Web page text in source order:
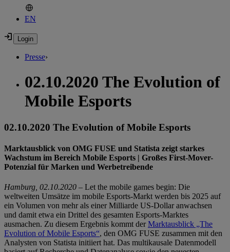
EN
Presse›
02.10.2020 The Evolution of
Mobile Esports
02.10.2020 The Evolution of Mobile Esports
Marktausblick von OMG FUSE und Statista zeigt starkes
Wachstum im Bereich Mobile Esports | Großes First-Mover-
Potenzial für Marken und Werbetreibende
Hamburg, 02.10.2020 – Let the mobile games begin: Die
weltweiten Umsätze im mobile Esports-Markt werden bis 2025 auf
ein Volumen von mehr als einer Milliarde US-Dollar anwachsen
und damit etwa ein Drittel des gesamten Esports-Marktes
ausmachen. Zu diesem Ergebnis kommt derMarktausblick „The
Evolution of Mobile Esports“, den OMG FUSE zusammen mit den
Analysten von Statista initiiert hat. Das multikausale Datenmodell